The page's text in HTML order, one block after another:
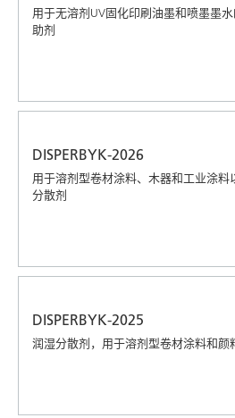
用于无溶剂UV固化印刷油墨和喷墨墨
助剂
DISPERBYK-2026
用于溶剂型卷材涂料、木器和工业涂料
分散剂
DISPERBYK-2025
润湿分散剂，用于溶剂型卷材涂料和颜